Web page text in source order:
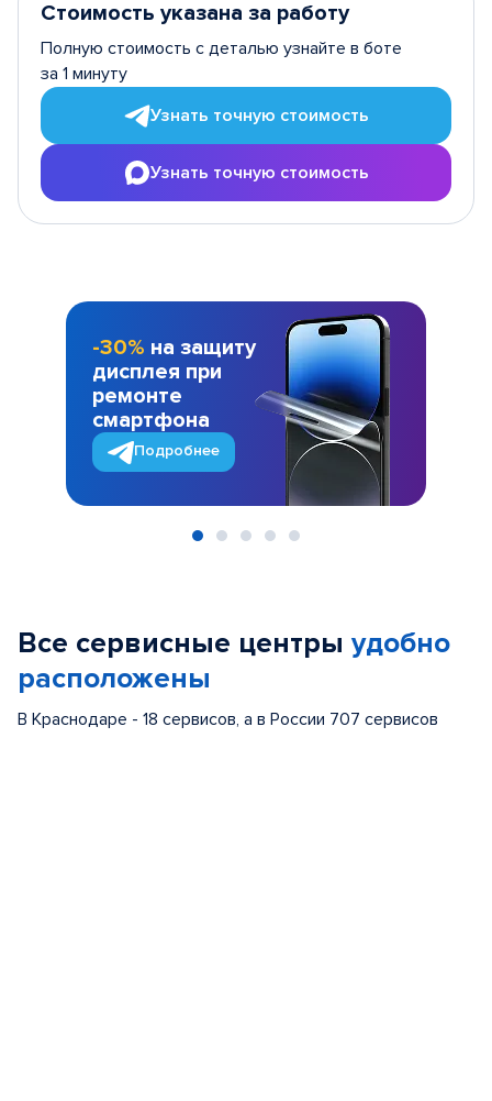
Стоимость указана за работу
Полную стоимость с деталью узнайте в боте
за 1 минуту
Узнать точную стоимость
Узнать точную стоимость
-30% на защиту
дисплея при
ремонте
смартфона
Подробнее
Все сервисные центры удобно
расположены
В Краснодаре - 18 сервисов, а в России 707 сервисов